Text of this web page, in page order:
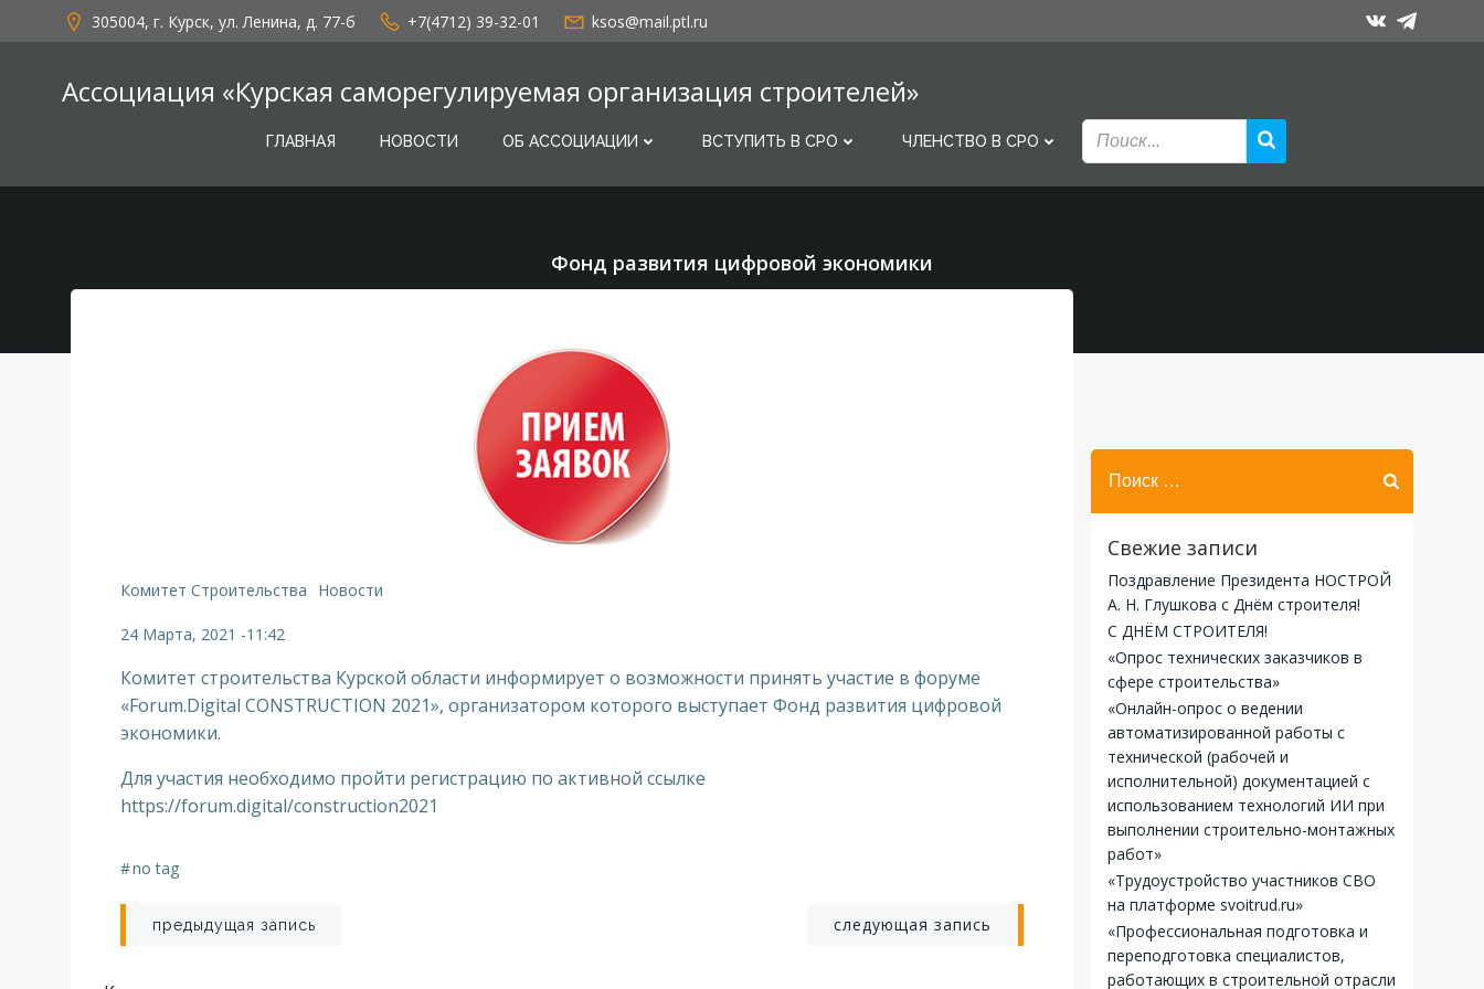
Перейти
к
305004, г. Курск, ул. Ленина, д. 77-б +7(4712) 39-32-01 ksos@mail.ptl.ru
Ассоциация «Курская саморегулируемая организация строителей»
ГЛАВНАЯ НОВОСТИ ОБ АССОЦИАЦИИ ВСТУПИТЬ В СРО ЧЛЕНСТВО В СРО
Фонд развития цифровой экономики
Комитет Строительства Новости
24 Марта, 2021 -11:42
Комитет строительства Курской области информирует о возможности принять участие в форуме
«Forum.Digital CONSTRUCTION 2021», организатором которого выступает Фонд развития цифровой
экономики.
Для участия необходимо пройти регистрацию по активной ссылке
https://forum.digital/construction2021
#no tag
Навигация
предыдущая запись следующая запись
Найти:
Свежие записи
Поздравление Президента НОСТРОЙ
А. Н. Глушкова с Днём строителя!
С ДНЁМ СТРОИТЕЛЯ!
«Опрос технических заказчиков в
сфере строительства»
«Онлайн-опрос о ведении
автоматизированной работы с
технической (рабочей и
исполнительной) документацией с
использованием технологий ИИ при
выполнении строительно-монтажных
работ»
«Трудоустройство участников СВО
на платформе svoitrud.ru»
«Профессиональная подготовка и
переподготовка специалистов,
работающих в строительной отрасли